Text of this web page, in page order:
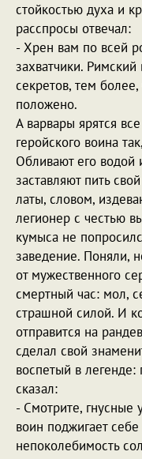
стойкостью духа и
расспросы отвечал:
- Хрен вам по всей
захватчики.
секретов, тем
положено.
А варвары ярятся
геройского воина
Обливают его водой
заставляют пить
латы, словом,
легионер с честью
кумыса не
заведение. Поняли,
от мужественного
смертный час: мол,
страшной силой. И
отправится на
сделал свой
воспетый в
сказал:
- Смотрите, гнусные
воин поджигает
непоколебимость